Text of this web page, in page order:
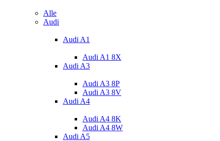
Alle
Audi
Audi A1
Audi A1 8X
Audi A3
Audi A3 8P
Audi A3 8V
Audi A4
Audi A4 8K
Audi A4 8W
Audi A5